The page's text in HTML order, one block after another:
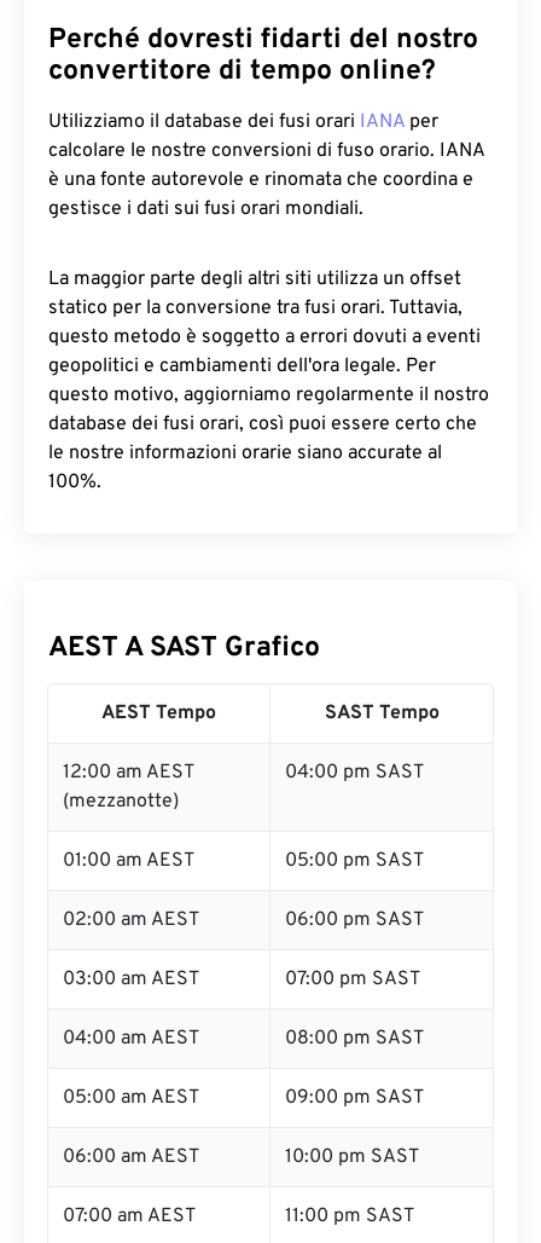
Perché dovresti fidarti del nostro
convertitore di tempo online?
Utilizziamo il database dei fusi orari IANA per
calcolare le nostre conversioni di fuso orario. IANA
è una fonte autorevole e rinomata che coordina e
gestisce i dati sui fusi orari mondiali.
La maggior parte degli altri siti utilizza un offset
statico per la conversione tra fusi orari. Tuttavia,
questo metodo è soggetto a errori dovuti a eventi
geopolitici e cambiamenti dell'ora legale. Per
questo motivo, aggiorniamo regolarmente il nostro
database dei fusi orari, così puoi essere certo che
le nostre informazioni orarie siano accurate al
100%.
AEST A SAST Grafico
AEST Tempo SAST Tempo
12:00 am AEST
(mezzanotte)
04:00 pm SAST
01:00 am AEST 05:00 pm SAST
02:00 am AEST 06:00 pm SAST
03:00 am AEST 07:00 pm SAST
04:00 am AEST 08:00 pm SAST
05:00 am AEST 09:00 pm SAST
06:00 am AEST 10:00 pm SAST
07:00 am AEST 11:00 pm SAST